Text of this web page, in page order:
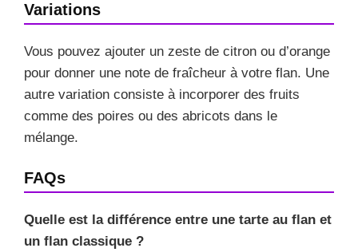
Variations
Vous pouvez ajouter un zeste de citron ou d’orange
pour donner une note de fraîcheur à votre flan. Une
autre variation consiste à incorporer des fruits
comme des poires ou des abricots dans le
mélange.
FAQs
Quelle est la différence entre une tarte au flan et
un flan classique ?